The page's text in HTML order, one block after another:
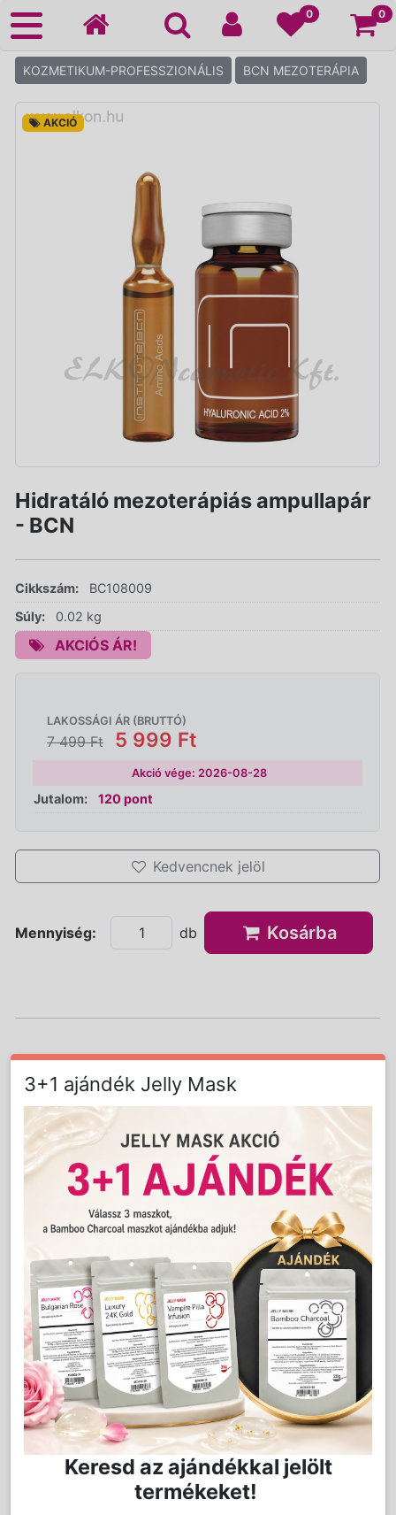
0 0
KOZMETIKUM-PROFESSZIONÁLIS BCN MEZOTERÁPIA
AKCIÓ
Hidratáló mezoterápiás ampullapár
- BCN
Cikkszám:
BC108009
Súly:
0.02 kg
AKCIÓS ÁR!
LAKOSSÁGI ÁR (BRUTTÓ)
7 499 Ft 5 999 Ft
Akció vége: 2026-08-28
Jutalom: 120 pont
Kedvencnek jelöl
Mennyiség: db Kosárba
Részletes Leírás
A hidratációját vesztett bőr nedvességpótlását
egy szempillantás alatt elérheted mezoterápiás
hialuronsav és aminosav ampulla
párosításunkkal. A hialuronsav tömegének akár
ezerszeresét is képes víz formájában megkötni,
így tökéletes választás minden hidratáló
kezeléshez. Hatását az aminosav szinergens
hatása fokozza, mely nélkülözhetetlen
alkotóeleme a bőr vízháztartásáért és
sejtvédelemért felelős természetes hidratáló
faktornak (NMF). Használatukkal nem csak a
bőrt, hanem a bőralkotókat is megfelelő
hidratációval láthatjuk el, így segítve a bőr
normál szerkezetének és rugalmasságának a
meglétét, szükség esetén visszaszerzését.
Funkciók:
- Nedvességmegkötél
- Bőr rugalmasságának fokozása
3+1 ajándék Jelly Mask
Keresd az ajándékkal jelölt
termékeket!